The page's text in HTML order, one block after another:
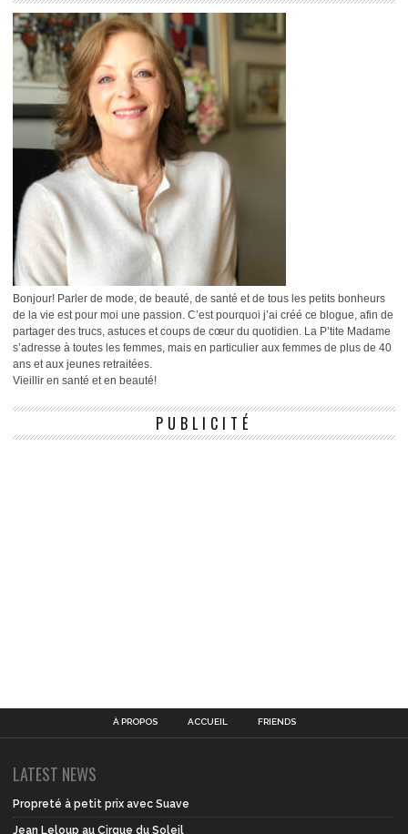
Bonjour! Parler de mode, de beauté, de santé et de tous les petits bonheurs
de la vie est pour moi une passion. C’est pourquoi j’ai créé ce blogue, afin de
partager des trucs, astuces et coups de cœur du quotidien. La P’tite Madame
s’adresse à toutes les femmes, mais en particulier aux femmes de plus de 40
ans et aux jeunes retraitées.
Vieillir en santé et en beauté!
PUBLICITÉ
À PROPOS ACCUEIL FRIENDS
LATEST NEWS
Propreté à petit prix avec Suave
Jean Leloup au Cirque du Soleil